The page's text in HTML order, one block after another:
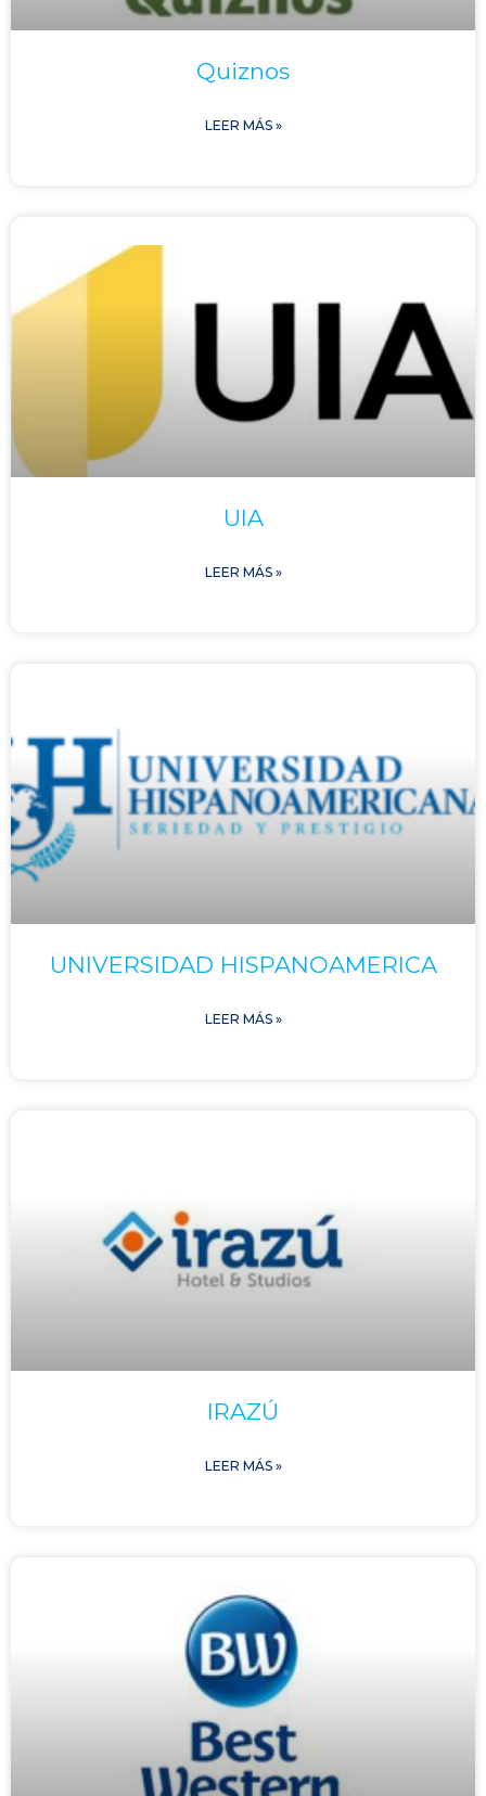
Quiznos
LEER MÁS »
UIA
LEER MÁS »
UNIVERSIDAD HISPANOAMERICA
LEER MÁS »
IRAZÚ
LEER MÁS »